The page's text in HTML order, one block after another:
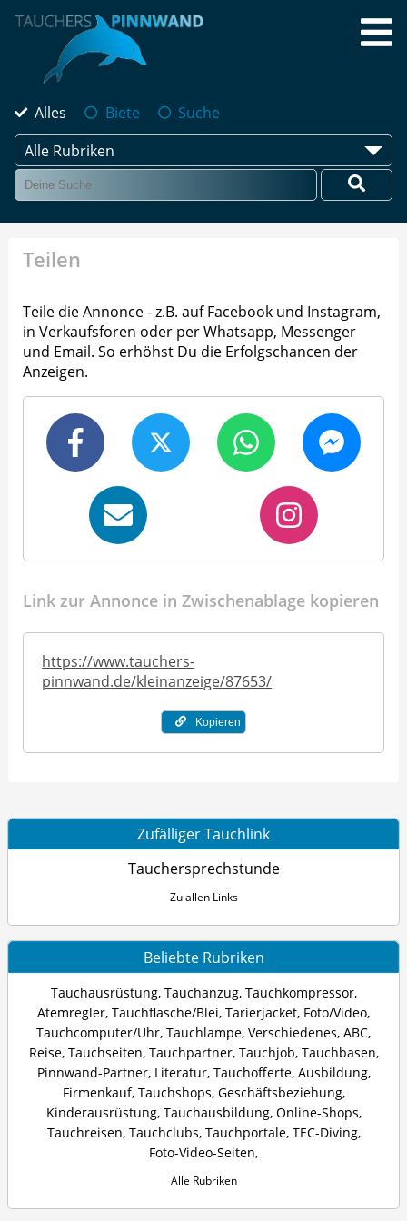
Alles Biete
Suche
Alle Rubriken
Teilen
Teile die Annonce - z.B. auf Facebook und Instagram,
in Verkaufsforen oder per Whatsapp, Messenger
und Email. So erhöhst Du die Erfolgschancen der
Anzeigen.
Link zur Annonce in Zwischenablage kopieren
https://www.tauchers-
pinnwand.de/kleinanzeige/87653/
Kopieren
Zufälliger Tauchlink
Tauchersprechstunde
Zu allen Links
Beliebte Rubriken
Tauchausrüstung, Tauchanzug, Tauchkompressor,
Atemregler, Tauchflasche/Blei, Tarierjacket, Foto/Video,
Tauchcomputer/Uhr, Tauchlampe, Verschiedenes, ABC,
Reise, Tauchseiten, Tauchpartner, Tauchjob, Tauchbasen,
Pinnwand-Partner, Literatur, Tauchofferte, Ausbildung,
Firmenkauf, Tauchshops, Geschäftsbeziehung,
Kinderausrüstung, Tauchausbildung, Online-Shops,
Tauchreisen, Tauchclubs, Tauchportale, TEC-Diving,
Foto-Video-Seiten,
Alle Rubriken